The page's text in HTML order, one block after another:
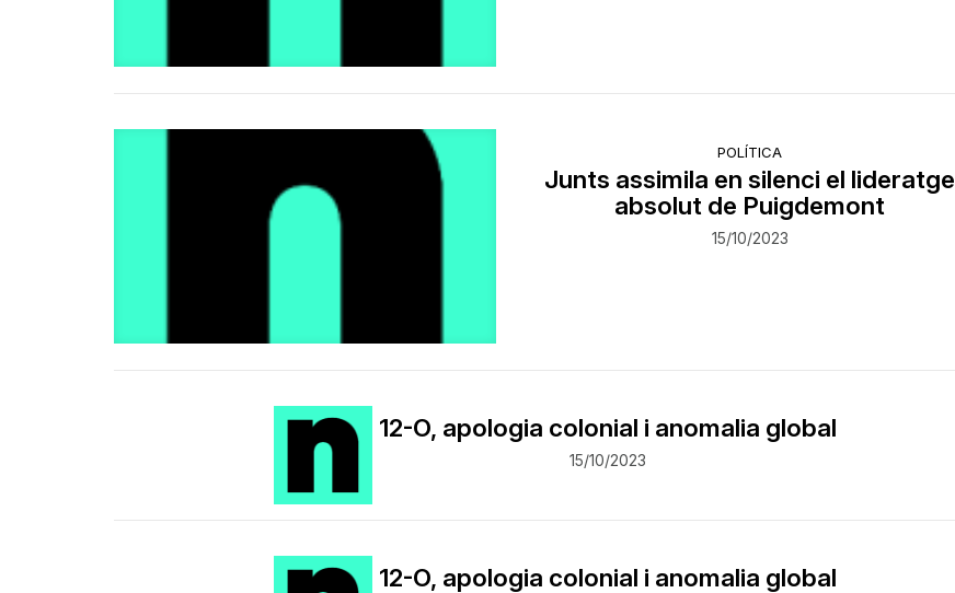
POLÍTICA
Junts assimila en silenci el lideratge
absolut de Puigdemont
15/10/2023
12-O, apologia colonial i anomalia global
15/10/2023
12-O, apologia colonial i anomalia global